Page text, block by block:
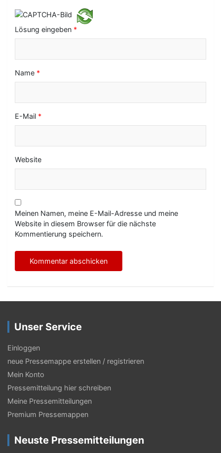
o
nLösung eingeben *
Name *
E-Mail *
Website
Meinen Namen, meine E-Mail-Adresse und meine
Website in diesem Browser für die nächste
Kommentierung speichern.
Unser Service
Einloggen
neue Pressemappe erstellen / registrieren
Mein Konto
Pressemitteilung hier schreiben
Meine Pressemitteilungen
Premium Pressemappen
Neuste Pressemitteilungen